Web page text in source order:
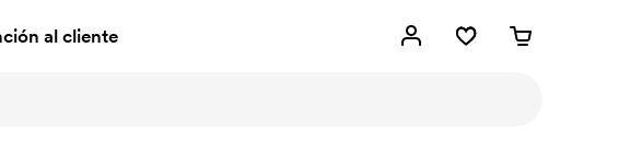
al cliente